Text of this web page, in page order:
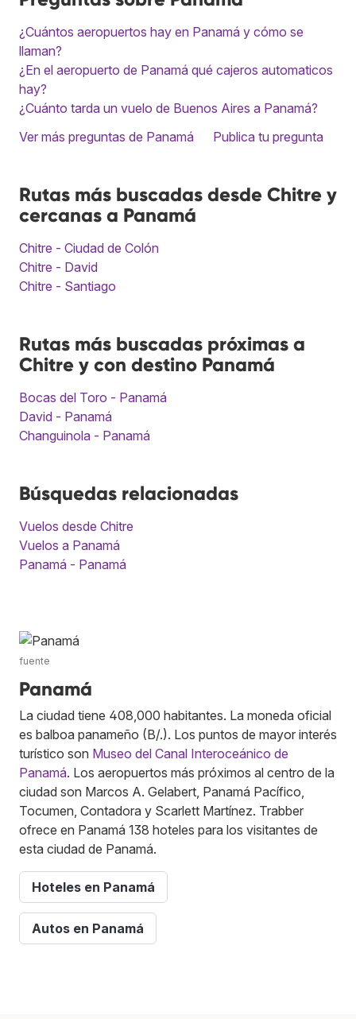
¿Cuántos aeropuertos hay en Panamá y cómo se
llaman?
¿En el aeropuerto de Panamá qué cajeros automaticos
hay?
¿Cuánto tarda un vuelo de Buenos Aires a Panamá?
Ver más preguntas de Panamá
Publica tu pregunta
Rutas más buscadas desde Chitre y
cercanas a Panamá
Chitre - Ciudad de Colón
Chitre - David
Chitre - Santiago
Rutas más buscadas próximas a
Chitre y con destino Panamá
Bocas del Toro - Panamá
David - Panamá
Changuinola - Panamá
Búsquedas relacionadas
Vuelos desde Chitre
Vuelos a Panamá
Panamá - Panamá
fuente
Panamá
La ciudad tiene 408,000 habitantes. La moneda oficial
es balboa panameño (B/.). Los puntos de mayor interés
turístico son Museo del Canal Interoceánico de
Panamá. Los aeropuertos más próximos al centro de la
ciudad son Marcos A. Gelabert, Panamá Pacífico,
Tocumen, Contadora y Scarlett Martínez. Trabber
ofrece en Panamá 138 hoteles para los visitantes de
esta ciudad de Panamá.
Hoteles en Panamá
Autos en Panamá